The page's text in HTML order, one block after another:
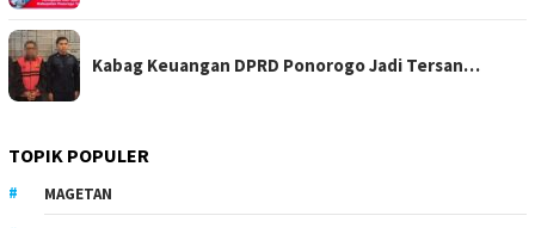
Kabag Keuangan DPRD Ponorogo Jadi Tersan…
TOPIK POPULER
MAGETAN